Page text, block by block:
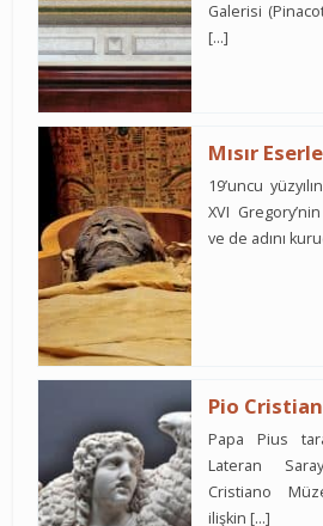
Galerisi
[…]
Mısır
19’uncu
XVI
ve de adını
Pio
Papa Pius
Lateran
Cristiano
ilişkin […]